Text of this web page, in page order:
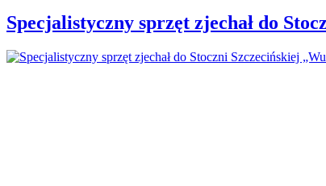
Specjalistyczny sprzęt zjechał do